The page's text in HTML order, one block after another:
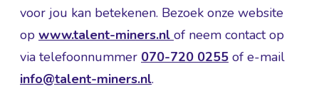
voor jou kan betekenen. Bezoek onze website
op www.talent-miners.nl of neem contact op
via telefoonnummer 070-720 0255 of e-mail
info@talent-miners.nl.